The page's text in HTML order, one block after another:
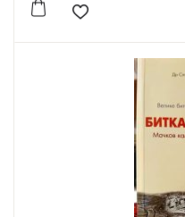
Add to wishlist